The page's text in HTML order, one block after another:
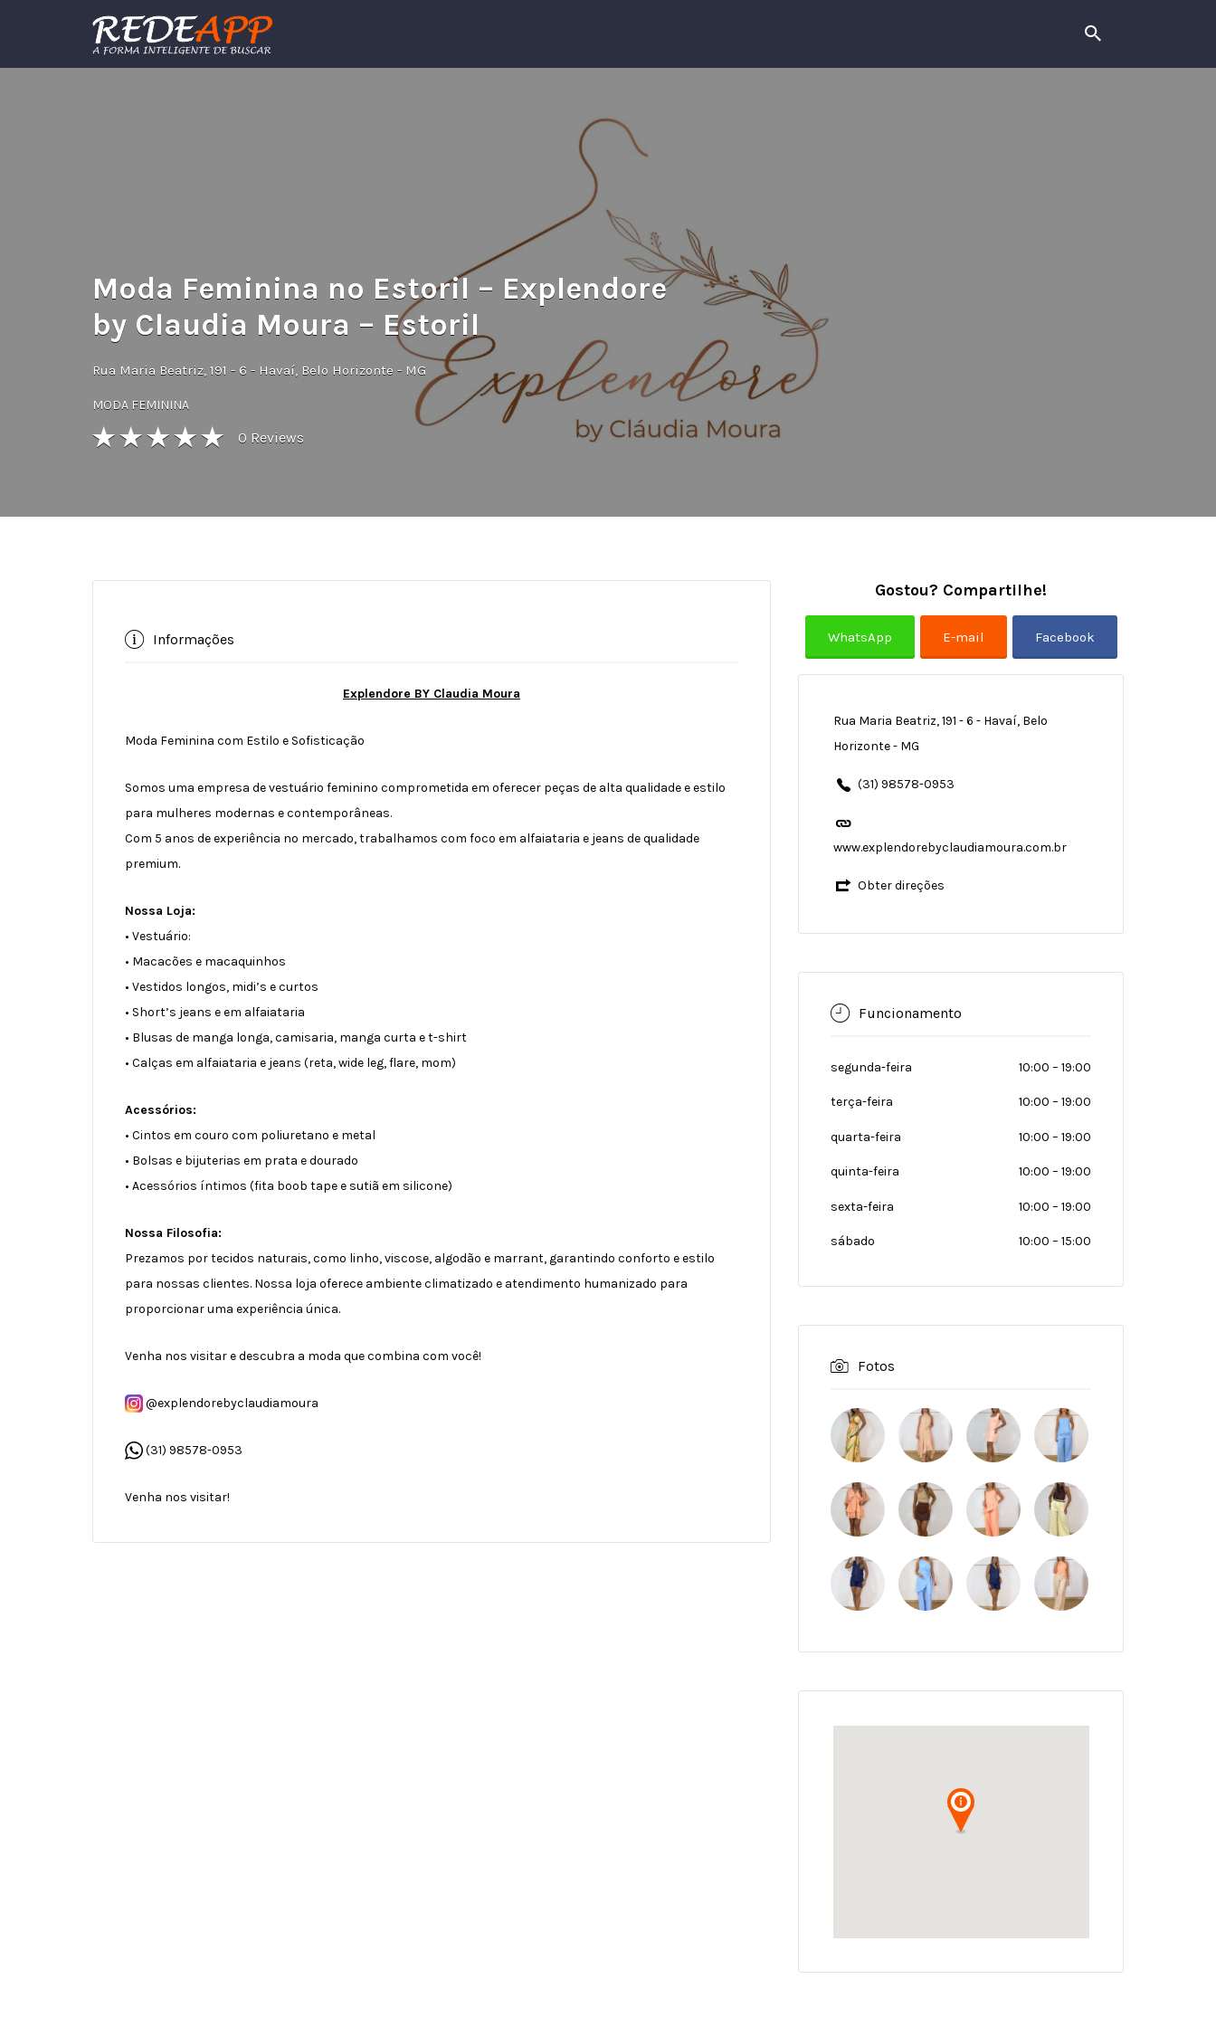
Procurar:
Moda Feminina no Estoril – Explendore
by Claudia Moura – Estoril
Rua Maria Beatriz, 191 - 6 - Havaí, Belo Horizonte - MG
MODA FEMININA
0 Reviews
Informações
Explendore BY Claudia Moura
Moda Feminina com Estilo e Sofisticação
Somos uma empresa de vestuário feminino comprometida em oferecer peças de alta qualidade e estilo
para mulheres modernas e contemporâneas.
Com 5 anos de experiência no mercado, trabalhamos com foco em alfaiataria e jeans de qualidade
premium.
Nossa Loja:
• Vestuário:
• Macacões e macaquinhos
• Vestidos longos, midi’s e curtos
• Short’s jeans e em alfaiataria
• Blusas de manga longa, camisaria, manga curta e t-shirt
• Calças em alfaiataria e jeans (reta, wide leg, flare, mom)
Acessórios:
• Cintos em couro com poliuretano e metal
• Bolsas e bijuterias em prata e dourado
• Acessórios íntimos (fita boob tape e sutiã em silicone)
Nossa Filosofia:
Prezamos por tecidos naturais, como linho, viscose, algodão e marrant, garantindo conforto e estilo
para nossas clientes. Nossa loja oferece ambiente climatizado e atendimento humanizado para
proporcionar uma experiência única.
Venha nos visitar e descubra a moda que combina com você!
@explendorebyclaudiamoura
(31) 98578-0953
Venha nos visitar!
Gostou? Compartilhe!
Rua Maria Beatriz, 191 - 6 - Havaí, Belo
Horizonte - MG
(31) 98578-0953
www.explendorebyclaudiamoura.com.br
Obter direções
Funcionamento
segunda-feira 10:00 – 19:00
terça-feira 10:00 – 19:00
quarta-feira 10:00 – 19:00
quinta-feira 10:00 – 19:00
sexta-feira 10:00 – 19:00
sábado 10:00 – 15:00
Fotos